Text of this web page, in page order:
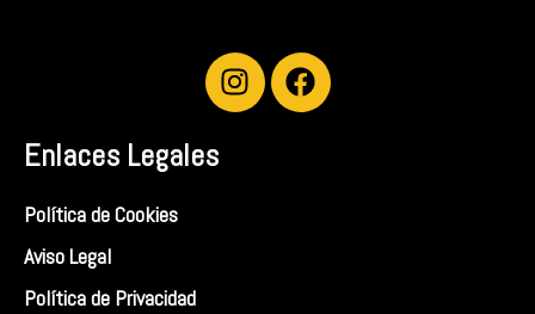
I
n
F
a
Enlaces Legales
Política de Cookies
Aviso Legal
Política de Privacidad